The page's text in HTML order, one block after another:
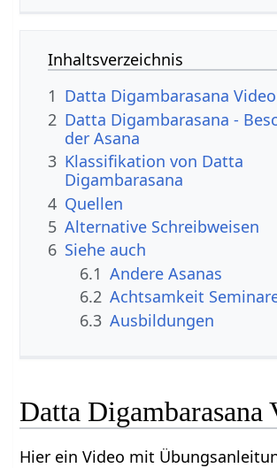
Inhaltsverzeichnis
1 Datta Digambarasana Video
2 Datta Digambarasana -
der Asana
3 Klassifikation von Datta
Digambarasana
4 Quellen
5 Alternative Schreibweisen
6 Siehe auch
6.1 Andere Asanas
6.2 Achtsamkeit
6.3 Ausbildungen
Datta Digambarasana
Hier ein Video mit